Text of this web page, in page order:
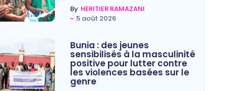
By HERITIER RAMAZANI
~ 5 août 2026
Bunia : des jeunes
sensibilisés à la masculinité
positive pour lutter contre
les violences basées sur le
genre